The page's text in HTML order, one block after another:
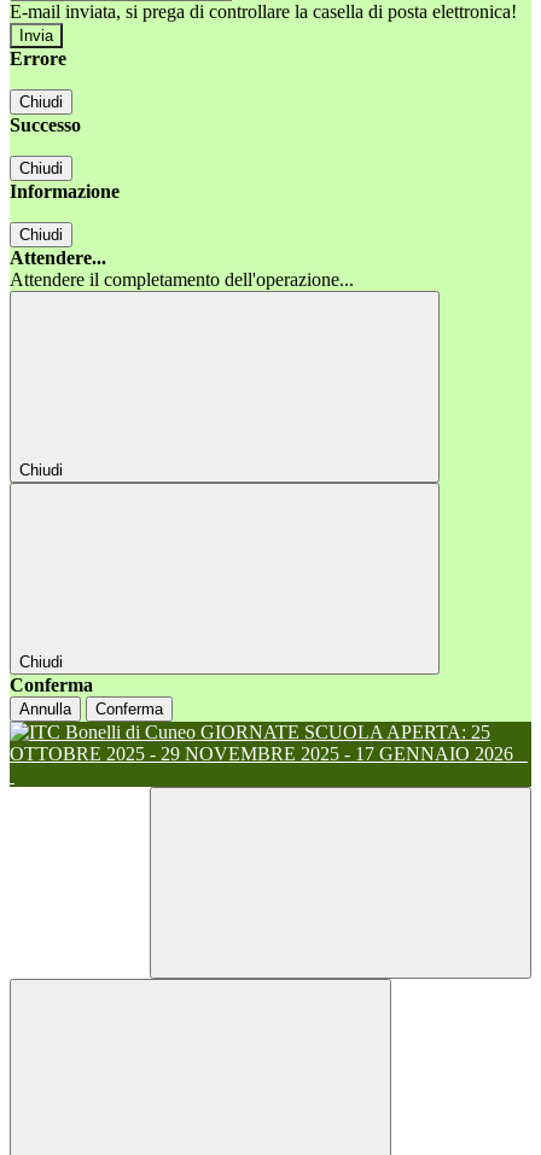
E-mail inviata, si prega di controllare la casella di posta elettronica!
Errore
Chiudi
Successo
Chiudi
Informazione
Chiudi
Attendere...
Attendere il completamento dell'operazione...
Chiudi
Chiudi
Conferma
Annulla Conferma
GIORNATE SCUOLA APERTA: 25
OTTOBRE 2025 - 29 NOVEMBRE 2025 - 17 GENNAIO 2026